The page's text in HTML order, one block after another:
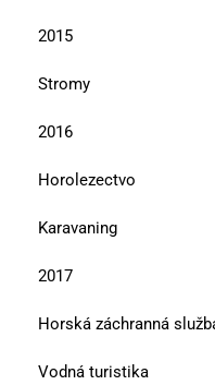
2015
Stromy
2016
Horolezectvo
Karavaning
2017
Horská záchranná
Vodná turistika